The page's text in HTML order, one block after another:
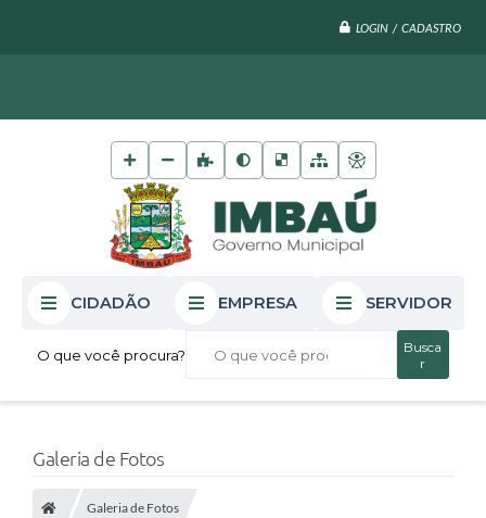
LOGIN / CADASTRO
O que você procura?
CIDADÃO EMPRESA SERVIDOR
Galeria de Fotos
Galeria de Fotos